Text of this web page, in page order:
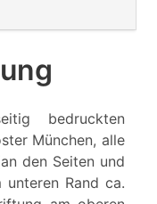
bedruckten
München, alle
den Seiten und
Rand ca.